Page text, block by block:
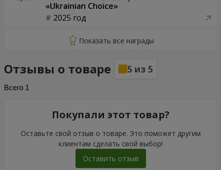
«Ukrainian Choice»
2025 год
Отзывы о товаре 5 из 5
Всего 1
Покупали этот товар?
Оставьте свой отзыв о товаре. Это поможет другим
клиентам сделать свой выбор!
Оставить отзыв